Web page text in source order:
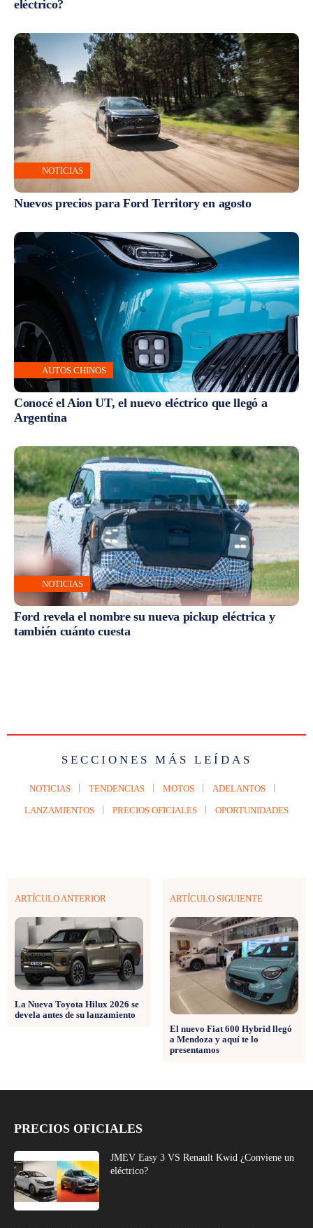
eléctrico?
NOTICIAS
Nuevos precios para Ford Territory en agosto
AUTOS CHINOS
Conocé el Aion UT, el nuevo eléctrico que llegó a
Argentina
NOTICIAS
Ford revela el nombre su nueva pickup eléctrica y
también cuánto cuesta
SECCIONES MÁS LEÍDAS
NOTICIAS TENDENCIAS MOTOS ADELANTOS
LANZAMIENTOS PRECIOS OFICIALES OPORTUNIDADES
ARTÍCULO ANTERIOR
La Nueva Toyota Hilux 2026 se
devela antes de su lanzamiento
ARTÍCULO SIGUIENTE
El nuevo Fiat 600 Hybrid llegó
a Mendoza y aquí te lo
presentamos
PRECIOS OFICIALES
JMEV Easy 3 VS Renault Kwid ¿Conviene un
eléctrico?